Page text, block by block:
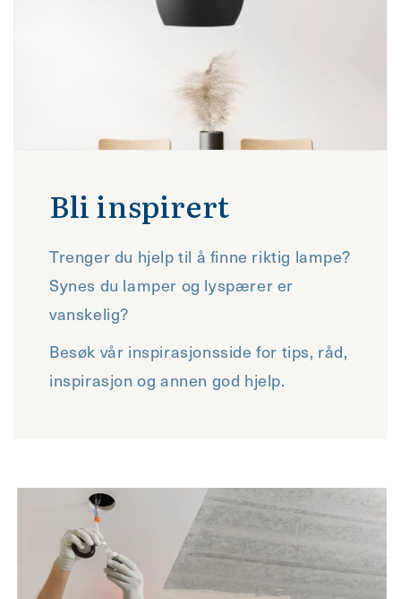
Bli inspirert
Trenger du hjelp til å finne riktig lampe?
Synes du lamper og lyspærer er
vanskelig?
Besøk vår inspirasjonsside for tips, råd,
inspirasjon og annen god hjelp.